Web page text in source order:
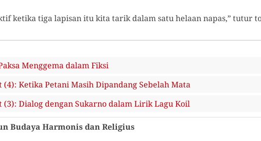
ketika tiga lapisan itu kita tarik dalam satu helaan napas,” tutur
Menggema dalam Fiksi
(4): Ketika Petani Masih Dipandang Sebelah Mata
(3): Dialog dengan Sukarno dalam Lirik Lagu Koil
Budaya Harmonis dan Religius